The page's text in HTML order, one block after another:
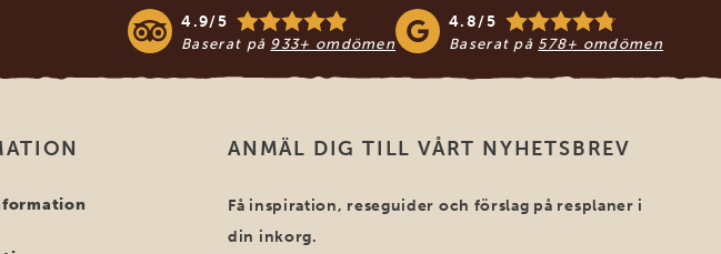
4.9/5
Baserat på 933+ omdömen
4.8/5
Baserat på 578+ omdömen
ANMÄL DIG TILL VÅRT NYHETSBREV
Få inspiration, reseguider och förslag på resplaner i
din inkorg.